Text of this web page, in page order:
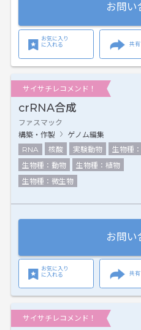
お問い
お気に入り
に入れる
共
サイサチレコメンド！
crRNA合成
ファスマック
構築・作製
ゲノム編集
RNA
核酸 実験動物
生物種
生物種：動物
生物種：植物
生物種：微生物
お問い
お気に入り
に入れる
共
サイサチレコメンド！